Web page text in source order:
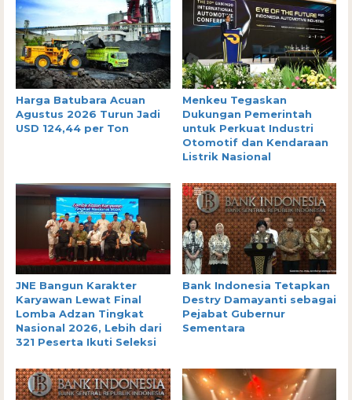
Harga Batubara Acuan
Agustus 2026 Turun Jadi
USD 124,44 per Ton
Menkeu Tegaskan
Dukungan Pemerintah
untuk Perkuat Industri
Otomotif dan Kendaraan
Listrik Nasional
JNE Bangun Karakter
Karyawan Lewat Final
Lomba Adzan Tingkat
Nasional 2026, Lebih dari
321 Peserta Ikuti Seleksi
Bank Indonesia Tetapkan
Destry Damayanti sebagai
Pejabat Gubernur
Sementara